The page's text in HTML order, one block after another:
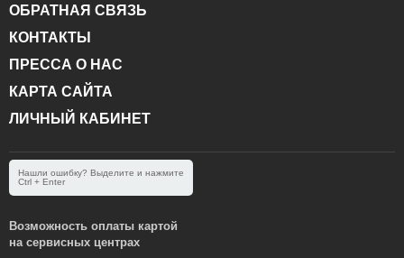
ОБРАТНАЯ СВЯЗЬ
КОНТАКТЫ
ПРЕССА О НАС
КАРТА САЙТА
ЛИЧНЫЙ КАБИНЕТ
Нашли ошибку? Выделите и нажмите
Ctrl + Enter
Возможность оплаты картой
на сервисных центрах